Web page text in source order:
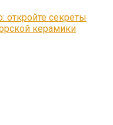
откройте секреты
керамики